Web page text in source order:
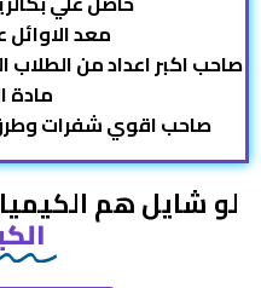
معد
صاحب اكبر اعداد من الطلاب
مادة
صاحب اقوي شفرات
لو شايل هم